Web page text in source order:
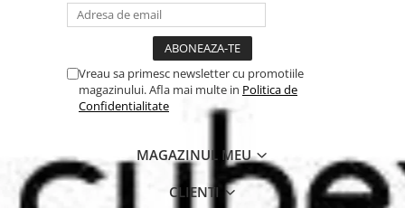
Vreau sa primesc newsletter cu promotiile
magazinului. Afla mai multe in Politica de
Confidentialitate
MAGAZINUL MEU
CLIENTI